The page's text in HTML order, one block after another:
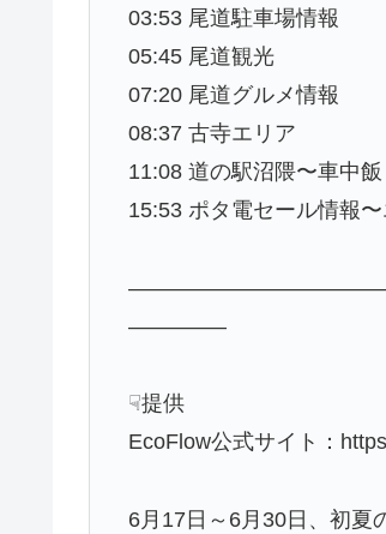
03:53 尾道駐車場情報
05:45 尾道観光
07:20 尾道グルメ情報
08:37 古寺エリア
11:08 道の駅沼隈〜車中飯
15:53 ポタ電セール情報
————–
☟提供
EcoFlow公式サイト：
6月17日～6月30日、初夏